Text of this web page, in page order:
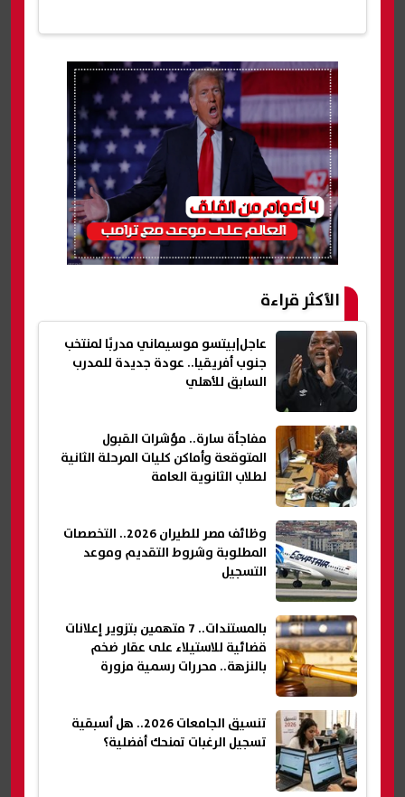
الأكثر قراءة
عاجل|بيتسو موسيماني مدربًا لمنتخب
جنوب أفريقيا.. عودة جديدة للمدرب
السابق للأهلي
مفاجأة سارة.. مؤشرات القبول
المتوقعة وأماكن كليات المرحلة الثانية
لطلاب الثانوية العامة
وظائف مصر للطيران 2026.. التخصصات
المطلوبة وشروط التقديم وموعد
التسجيل
بالمستندات.. 7 متهمين بتزوير إعلانات
قضائية للاستيلاء على عقار ضخم
بالنزهة.. محررات رسمية مزورة
تنسيق الجامعات 2026.. هل أسبقية
تسجيل الرغبات تمنحك أفضلية؟